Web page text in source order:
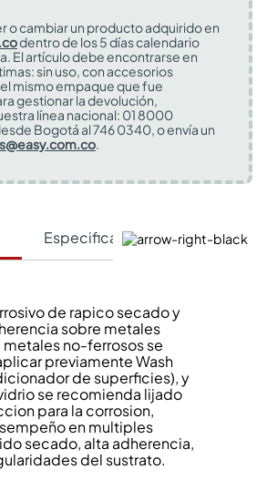
o cambiar un producto adquirido en
dentro de los 5 días calendario
El artículo debe encontrarse en
sin uso, con accesorios
mismo empaque que fue
gestionar la devolución,
línea nacional: 01 8000
Bogotá al 746 0340, o envía un
.
Especificaciones Técnicas
de rapico secado y
sobre metales
metales no-ferrosos se
previamente Wash
de superficies), y
se recomienda lijado
para la corrosion,
en multiples
secado, alta adherencia,
del sustrato.